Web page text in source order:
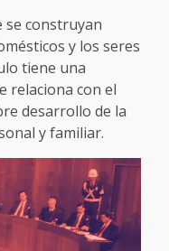
se construyan
y los seres
tiene una
relaciona con el
desarrollo de la
y familiar.